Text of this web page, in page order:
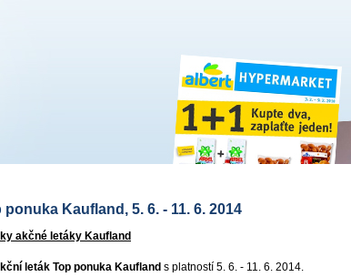
ponuka Kaufland, 5. 6. - 11. 6. 2014
akčné letáky Kaufland
leták Top ponuka Kaufland s platností 5. 6. - 11. 6. 2014.